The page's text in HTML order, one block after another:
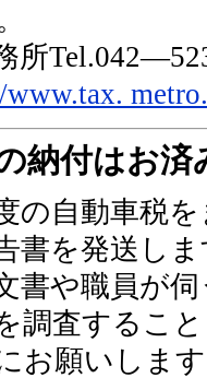
所
納付はお済
の自動車税
書を発送し
書や職員が
調査するこ
お願いしま